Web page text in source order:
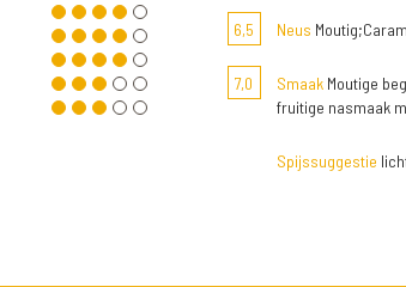
6,5 Neus
7,0 SmaakMoutige
fruitige nasmaak
Spijssuggestie